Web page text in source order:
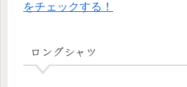
をチェックする！
ロングシャツ